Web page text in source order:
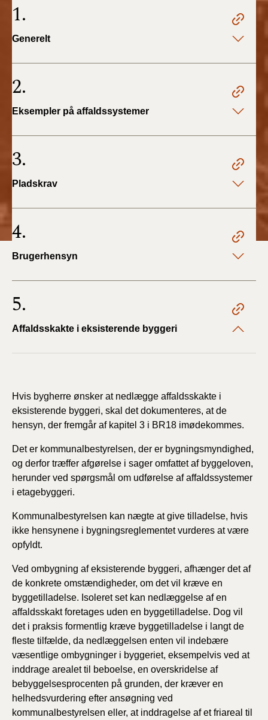
BR18 (1/1 - 30/6
BR18 (1/1-30/6
2018)
BR15 (2015-2018)
Tidligere BR (1961-
2010)
1.
Generelt
2.
Eksempler på affaldssystemer
3.
Pladskrav
4.
Brugerhensyn
5.
Affaldsskakte i eksisterende byggeri
Hvis bygherre ønsker at nedlægge affaldsskakte i
eksisterende byggeri, skal det dokumenteres, at de
hensyn, der fremgår af kapitel 3 i BR18 imødekommes.
Det er kommunalbestyrelsen, der er bygningsmyndighed,
og derfor træffer afgørelse i sager omfattet af byggeloven,
herunder ved spørgsmål om udførelse af affaldssystemer
i etagebyggeri.
Kommunalbestyrelsen kan nægte at give tilladelse, hvis
ikke hensynene i bygningsreglementet vurderes at være
opfyldt.
Ved ombygning af eksisterende byggeri, afhænger det af
de konkrete omstændigheder, om det vil kræve en
byggetilladelse. Isoleret set kan nedlæggelse af en
affaldsskakt foretages uden en byggetilladelse. Dog vil
det i praksis formentlig kræve byggetilladelse i langt de
fleste tilfælde, da nedlæggelsen enten vil indebære
væsentlige ombygninger i byggeriet, eksempelvis ved at
inddrage arealet til beboelse, en overskridelse af
bebyggelsesprocenten på grunden, der kræver en
helhedsvurdering efter ansøgning ved
kommunalbestyrelsen eller, at inddragelse af et friareal til